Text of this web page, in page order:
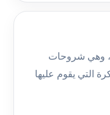
وهي شروحات
التي يقوم عليها